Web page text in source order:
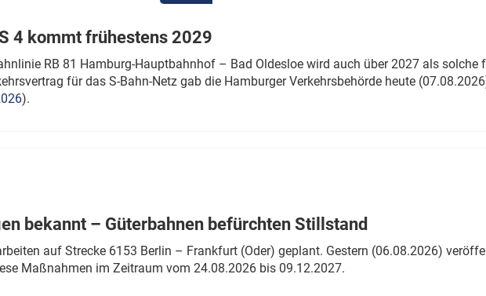
4 kommt frühestens 2029
RB 81 Hamburg-Hauptbahnhof – Bad Oldesloe wird auch über 2027 als solche
für das S-Bahn-Netz gab die Hamburger Verkehrsbehörde heute
).
bekannt – Güterbahnen befürchten Stillstand
auf Strecke 6153 Berlin – Frankfurt (Oder) geplant. Gestern (06.08.2026)
Maßnahmen im Zeitraum vom 24.08.2026 bis 09.12.2027.